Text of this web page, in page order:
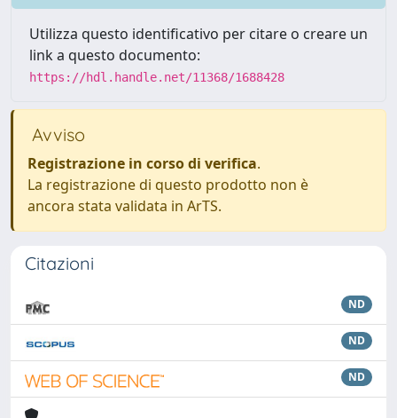
Utilizza questo identificativo per citare o creare un
link a questo documento:
https://hdl.handle.net/11368/1688428
Avviso
Registrazione in corso di verifica.
La registrazione di questo prodotto non è
ancora stata validata in ArTS.
Citazioni
ND
ND
ND